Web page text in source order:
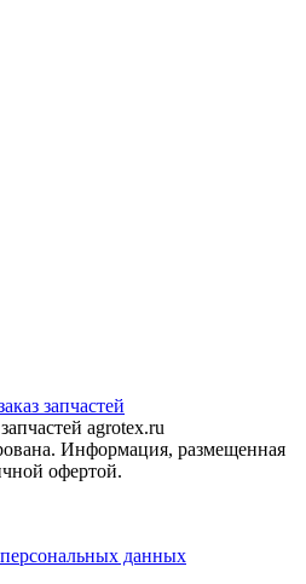
запчастей
agrotex.ru
Информация, размещенная
офертой.
данных